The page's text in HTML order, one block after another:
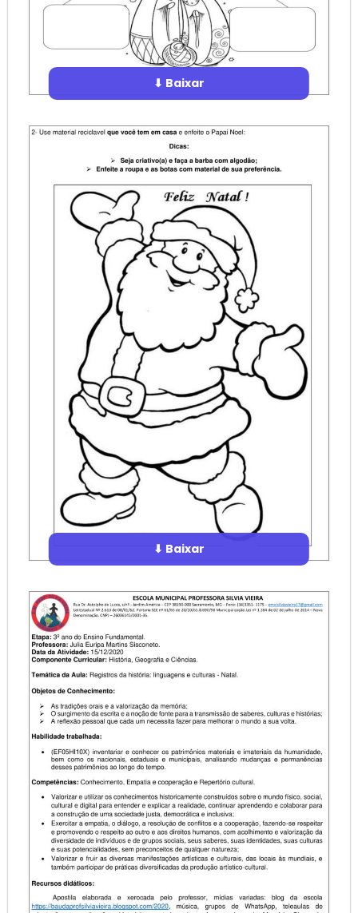
⬇ Baixar
⬇ Baixar